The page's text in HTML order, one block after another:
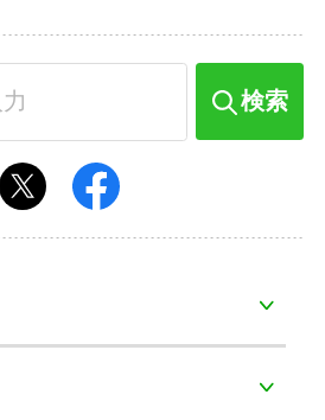
検索